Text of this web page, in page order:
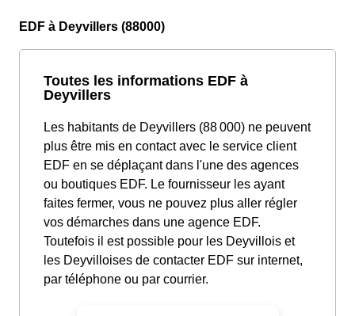
EDF à Deyvillers (88000)
Toutes les informations EDF à
Deyvillers
Les habitants de Deyvillers (88 000) ne peuvent
plus être mis en contact avec le service client
EDF en se déplaçant dans l'une des agences
ou boutiques EDF. Le fournisseur les ayant
faites fermer, vous ne pouvez plus aller régler
vos démarches dans une agence EDF.
Toutefois il est possible pour les Deyvillois et
les Deyvilloises de contacter EDF sur internet,
par téléphone ou par courrier.